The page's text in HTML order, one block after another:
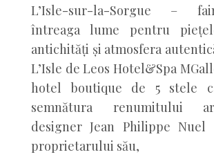
L’Isle-sur-la-Sorgue –
întreaga lume pentru
antichități și atmosfera
L’Isle de Leos Hotel&Spa
hotel boutique de 5 stele
semnătura renumitului
designer Jean Philippe Nuel
proprietarului său,